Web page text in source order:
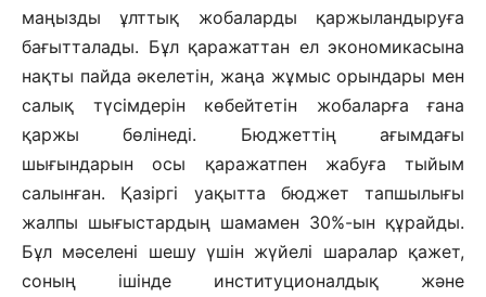
маңызды ұлттық жобаларды қаржыландыруға
бағыт­талады. Бұл қаражаттан ел экономикасы­на
нақты пайда әкелетін, жаңа жұмыс орындары мен
салық түсімдерін көбей­тетін жобаларға ғана
қаржы бөлінеді. Бюджеттің ағымдағы
шығындарын осы қаражатпен жабуға тыйым
салынған. Қазіргі уақытта бюджет тапшылығы
жалпы шығыстардың шамамен 30%-ын құрайды.
Бұл мәселені шешу үшін жүйелі шаралар қажет,
соның ішінде институционалдық және